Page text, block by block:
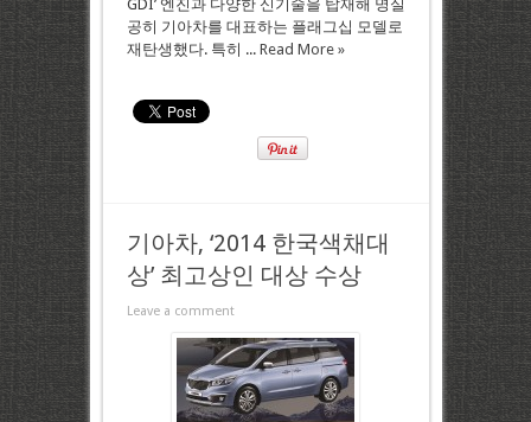
GDI’ 엔진과 다양한 신기술을 탑재해 명실
공히 기아차를 대표하는 플래그십 모델로
재탄생했다. 특히 ... Read More »
기아차, ‘2014 한국색채대
상’ 최고상인 대상 수상
Leave a comment